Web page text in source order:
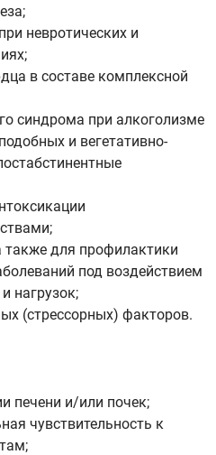
невротических и
в составе комплексной
синдрома при алкоголизме
и вегетативно-
также для профилактики
под воздействием
нагрузок;
(стрессорных) факторов.
печени и/или почек;
чувствительность к